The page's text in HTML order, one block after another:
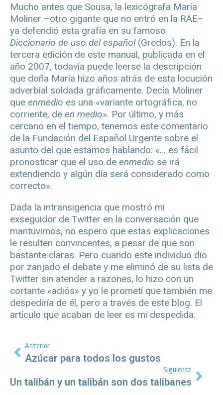
Mucho antes que Sousa, la lexicógrafa María
Moliner –otro gigante que no entró en la RAE–
ya defendió esta grafía en su famoso
Diccionario de uso del español (Gredos). En la
tercera edición de este manual, publicada en el
año 2007, todavía puede leerse la descripción
que doña María hizo años atrás de esta locución
adverbial soldada gráficamente. Decía Moliner
que enmedio es una «variante ortográfica, no
corriente, de en medio». Por último, y más
cercano en el tiempo, tenemos este comentario
de la Fundación del Español Urgente sobre el
asunto del que estamos hablando: «… es fácil
pronosticar que el uso de enmedio se irá
extendiendo y algún día será considerado como
correcto».
Dada la intransigencia que mostró mi
exseguidor de Twitter en la conversación que
mantuvimos, no espero que estas explicaciones
le resulten convincentes, a pesar de que son
bastante claras. Pero cuando este individuo dio
por zanjado el debate y me eliminó de su lista de
Twitter sin atender a razones, lo hizo con un
cortante «adiós» y yo le prometí que también me
despediría de él, pero a través de este blog. El
artículo que acaban de leer es mi despedida.
Anterior
Azúcar para todos los gustos
Siguiente
Un talibán y un talibán son dos talibanes